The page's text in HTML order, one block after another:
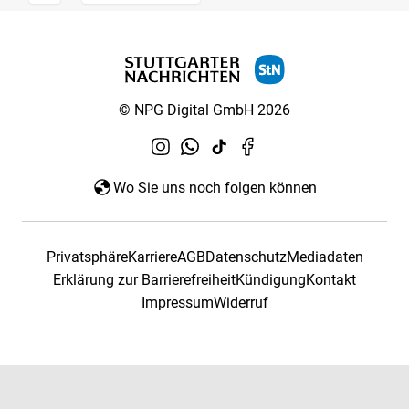
© NPG Digital GmbH 2026
Wo Sie uns noch folgen können
PrivatsphäreKarriereAGBDatenschutzMediadaten
Erklärung zur BarrierefreiheitKündigungKontakt
ImpressumWiderruf